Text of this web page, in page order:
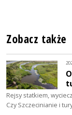
Zobacz także
Rejsy statkiem,
Czy Szczecinianie i